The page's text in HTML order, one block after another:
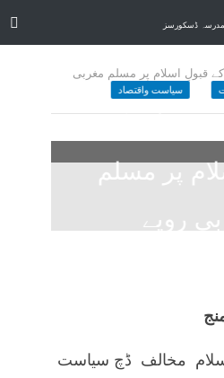
قبولِ اسلام پر مسلم مغربی
سیاست واقتصاد
پر مسلم
رویے
مخالف ڈچ سیاست